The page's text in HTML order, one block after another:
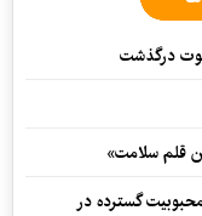
درگذشت
گسترده در